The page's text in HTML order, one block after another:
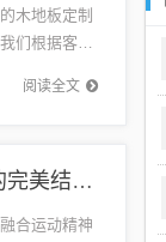
木地板定制
们根据客户
们的产品
阅读全文
泰州进口运动木地板品牌，品质之选与运动精神的完美结合，打造完美运动体验场地
合运动精神